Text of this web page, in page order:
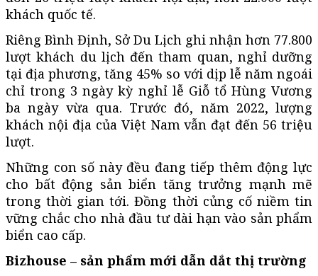
khách quốc tế.
Riêng Bình Định, Sở Du Lịch ghi nhận hơn 77.800
lượt khách du lịch đến tham quan, nghỉ dưỡng
tại địa phương, tăng 45% so với dịp lễ năm ngoái
chỉ trong 3 ngày kỳ nghỉ lễ Giỗ tổ Hùng Vương
ba ngày vừa qua. Trước đó, năm 2022, lượng
khách nội địa của Việt Nam vẫn đạt đến 56 triệu
lượt.
Những con số này đều đang tiếp thêm động lực
cho bất động sản biển tăng trưởng mạnh mẽ
trong thời gian tới. Đồng thời củng cố niềm tin
vững chắc cho nhà đầu tư dài hạn vào sản phẩm
biển cao cấp.
Bizhouse – sản phẩm mới dẫn dắt thị trường